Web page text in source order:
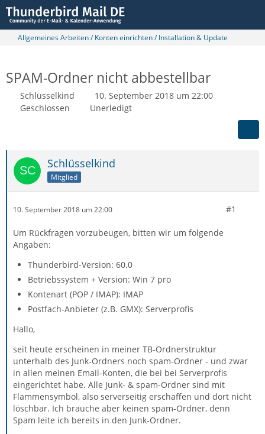
Allgemeines Arbeiten / Konten einrichten / Installation & Update
SPAM-Ordner nicht abbestellbar
Schlüsselkind
10. September 2018 um 22:00
Geschlossen
Unerledigt
Schlüsselkind
Mitglied
10. September 2018 um 22:00 #1
Um Rückfragen vorzubeugen, bitten wir um folgende
Angaben:
Thunderbird-Version: 60.0
Betriebssystem + Version: Win 7 pro
Kontenart (POP / IMAP): IMAP
Postfach-Anbieter (z.B. GMX): Serverprofis
Hallo,
seit heute erscheinen in meiner TB-Ordnerstruktur
unterhalb des Junk-Ordners noch spam-Ordner - und zwar
in allen meinen Email-Konten, die bei bei Serverprofis
eingerichtet habe. Alle Junk- & spam-Ordner sind mit
Flammensymbol, also serverseitig erschaffen und dort nicht
löschbar. Ich brauche aber keinen spam-Ordner, denn
Spam leite ich bereits in den Junk-Ordner.